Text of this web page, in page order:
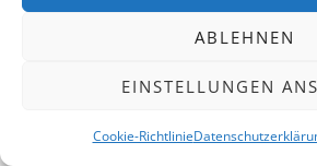
ABLEHNEN
EINSTELLUNGEN
Cookie-Richtlinie